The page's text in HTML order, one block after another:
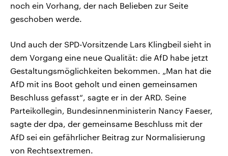
noch ein Vorhang, der nach Belieben zur Seite
geschoben werde.
Und auch der SPD-Vorsitzende Lars Klingbeil sieht in
dem Vorgang eine neue Qualität: die AfD habe jetzt
Gestaltungsmöglichkeiten bekommen. „Man hat die
AfD mit ins Boot geholt und einen gemeinsamen
Beschluss gefasst“, sagte er in der ARD. Seine
Parteikollegin, Bundesinnenministerin Nancy Faeser,
sagte der dpa, der gemeinsame Beschluss mit der
AfD sei ein gefährlicher Beitrag zur Normalisierung
von Rechtsextremen.